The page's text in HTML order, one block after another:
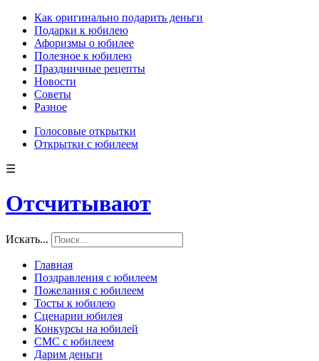
Как оригинально подарить деньги
Подарки к юбилею
Афоризмы о юбилее
Полезное к юбилею
Праздничные рецепты
Новости
Советы
Разное
Голосовые открытки
Открытки с юбилеем
☰
Отсчитывают
Искать...
Главная
Поздравления с юбилеем
Пожелания с юбилеем
Тосты к юбилею
Сценарии юбилея
Конкурсы на юбилей
СМС с юбилеем
Дарим деньги